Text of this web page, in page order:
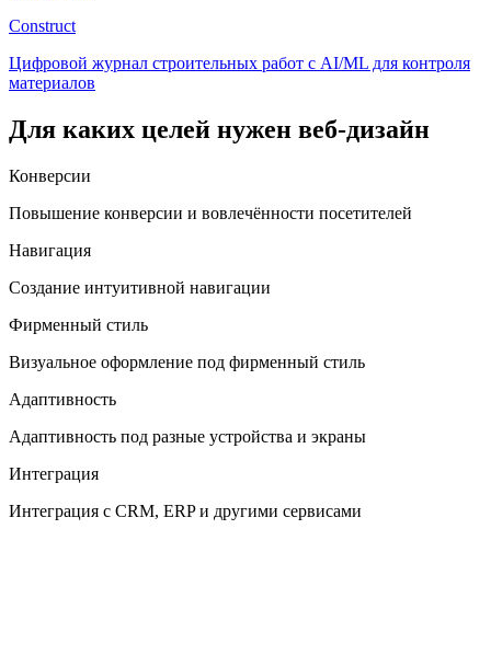
Construct
Цифровой журнал строительных работ с AI/ML для контроля
материалов
Для каких целей нужен веб-дизайн
Конверсии
Повышение конверсии и вовлечённости посетителей
Навигация
Создание интуитивной навигации
Фирменный стиль
Визуальное оформление под фирменный стиль
Адаптивность
Адаптивность под разные устройства и экраны
Интеграция
Интеграция с CRM, ERP и другими сервисами